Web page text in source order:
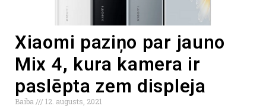
Xiaomi paziņo par jauno
Mix 4, kura kamera ir
paslēpta zem displeja
Baiba
12. augusts, 2021